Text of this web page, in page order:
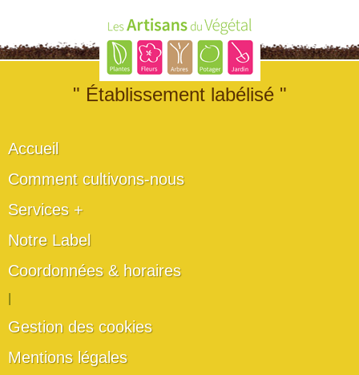
" Établissement labélisé "
Accueil
Comment cultivons-nous
Services +
Notre Label
Coordonnées & horaires
Gestion des cookies
Mentions légales